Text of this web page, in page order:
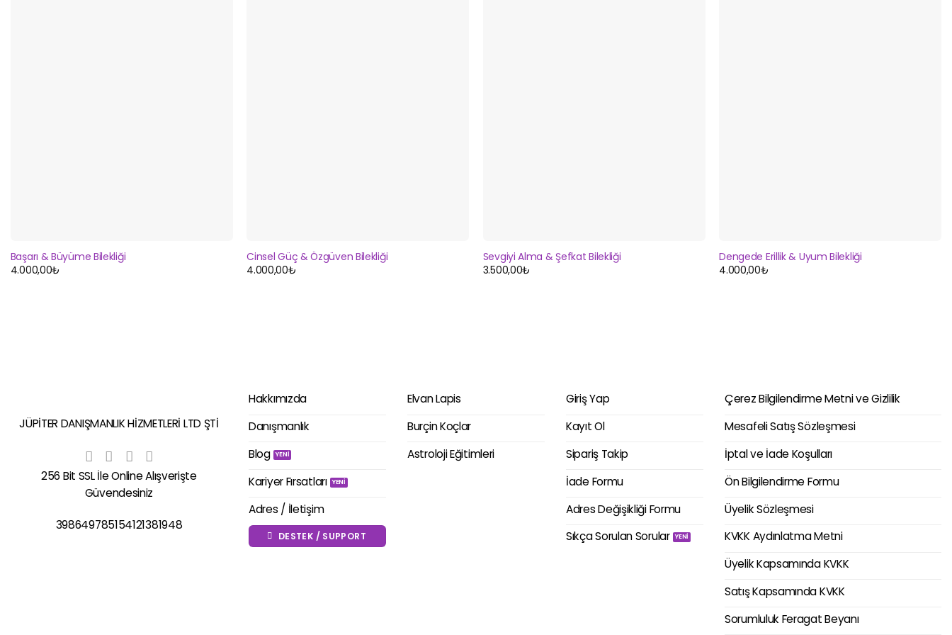
Başarı & Büyüme Bilekliği
4.000,00₺
Cinsel Güç & Özgüven Bilekliği
4.000,00₺
Sevgiyi Alma & Şefkat Bilekliği
3.500,00₺
Dengede Erillik & Uyum Bilekliği
4.000,00₺
JÜPİTER DANIŞMANLIK HİZMETLERİ LTD ŞTİ
256 Bit SSL İle Online Alışverişte
Güvendesiniz
398649785154121381948
Hakkımızda
Danışmanlık
Blog
Kariyer Fırsatları
Adres / İletişim
DESTEK / SUPPORT
Elvan Lapis
Burçin Koçlar
Astroloji Eğitimleri
Giriş Yap
Kayıt Ol
Sipariş Takip
İade Formu
Adres Değişikliği Formu
Sıkça Sorulan Sorular
Çerez Bilgilendirme Metni ve Gizlilik
Mesafeli Satış Sözleşmesi
İptal ve İade Koşulları
Ön Bilgilendirme Formu
Üyelik Sözleşmesi
KVKK Aydınlatma Metni
Üyelik Kapsamında KVKK
Satış Kapsamında KVKK
Sorumluluk Feragat Beyanı